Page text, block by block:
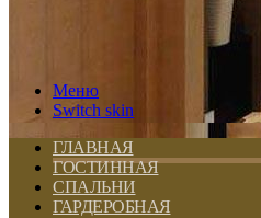
Меню
Switch skin
ГЛАВНАЯ
ГОСТИННАЯ
СПАЛЬНИ
ГАРДЕРОБНАЯ